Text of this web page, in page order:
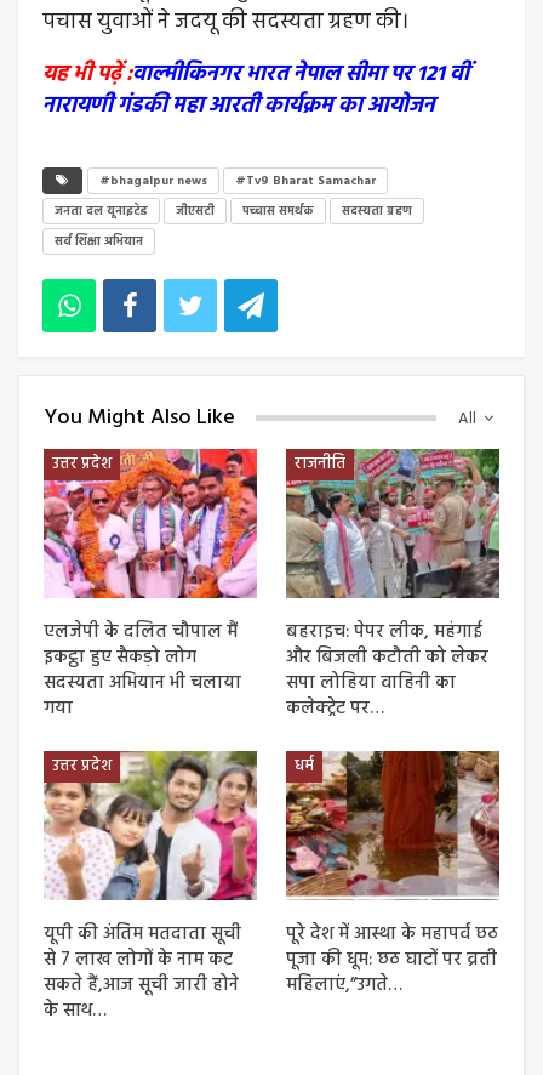
पचास युवाओं ने जदयू की सदस्यता ग्रहण की।
यह भी पढ़ें :वाल्मीकिनगर भारत नेपाल सीमा पर 121 वीं
नारायणी गंडकी महा आरती कार्यक्रम का आयोजन
#bhagalpur news
#Tv9 Bharat Samachar
जनता दल यूनाइटेड
जीएसटी पच्चास समर्थक
सदस्यता ग्रहण
सर्व शिक्षा अभियान
All
You Might Also Like
उत्तर प्रदेश
एलजेपी के दलित चौपाल मैं
इकट्ठा हुए सैकड़ो लोग
सदस्यता अभियान भी चलाया
गया
राजनीति
बहराइच: पेपर लीक, महंगाई
और बिजली कटौती को लेकर
सपा लोहिया वाहिनी का
कलेक्ट्रेट पर…
उत्तर प्रदेश
यूपी की अंतिम मतदाता सूची
से 7 लाख लोगों के नाम कट
सकते हैं,आज सूची जारी होने
के साथ…
धर्म
पूरे देश में आस्था के महापर्व छठ
पूजा की धूम: छठ घाटों पर व्रती
महिलाएं,”उगते…